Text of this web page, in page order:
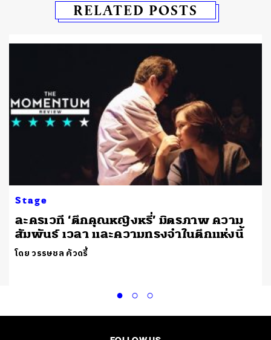
RELATED POSTS
Stage
ละครเวที ‘ตึกคุณหญิงหรี่’ มิตรภาพ ความ
สัมพันธ์ เวลา และความทรงจำในตึกแห่งนี้
โดย วรรษชล คัวดรี้